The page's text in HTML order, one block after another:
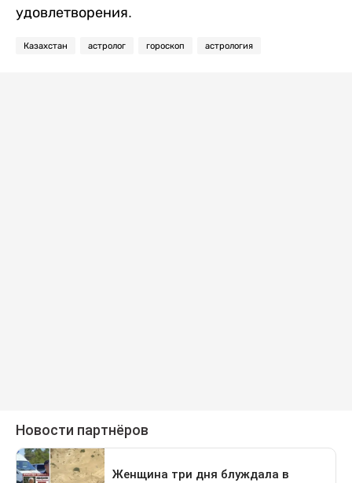
удовлетворения.
Казахстан астролог гороскоп астрология